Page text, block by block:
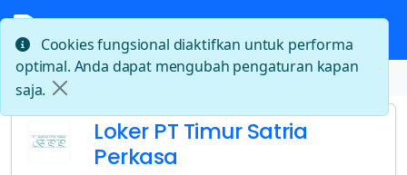
Beranda Loker PT Timur Satria Perkasa
Loker PT Timur Satria
Perkasa
Cookies fungsional diaktifkan untuk performa
optimal. Anda dapat mengubah pengaturan kapan
saja.